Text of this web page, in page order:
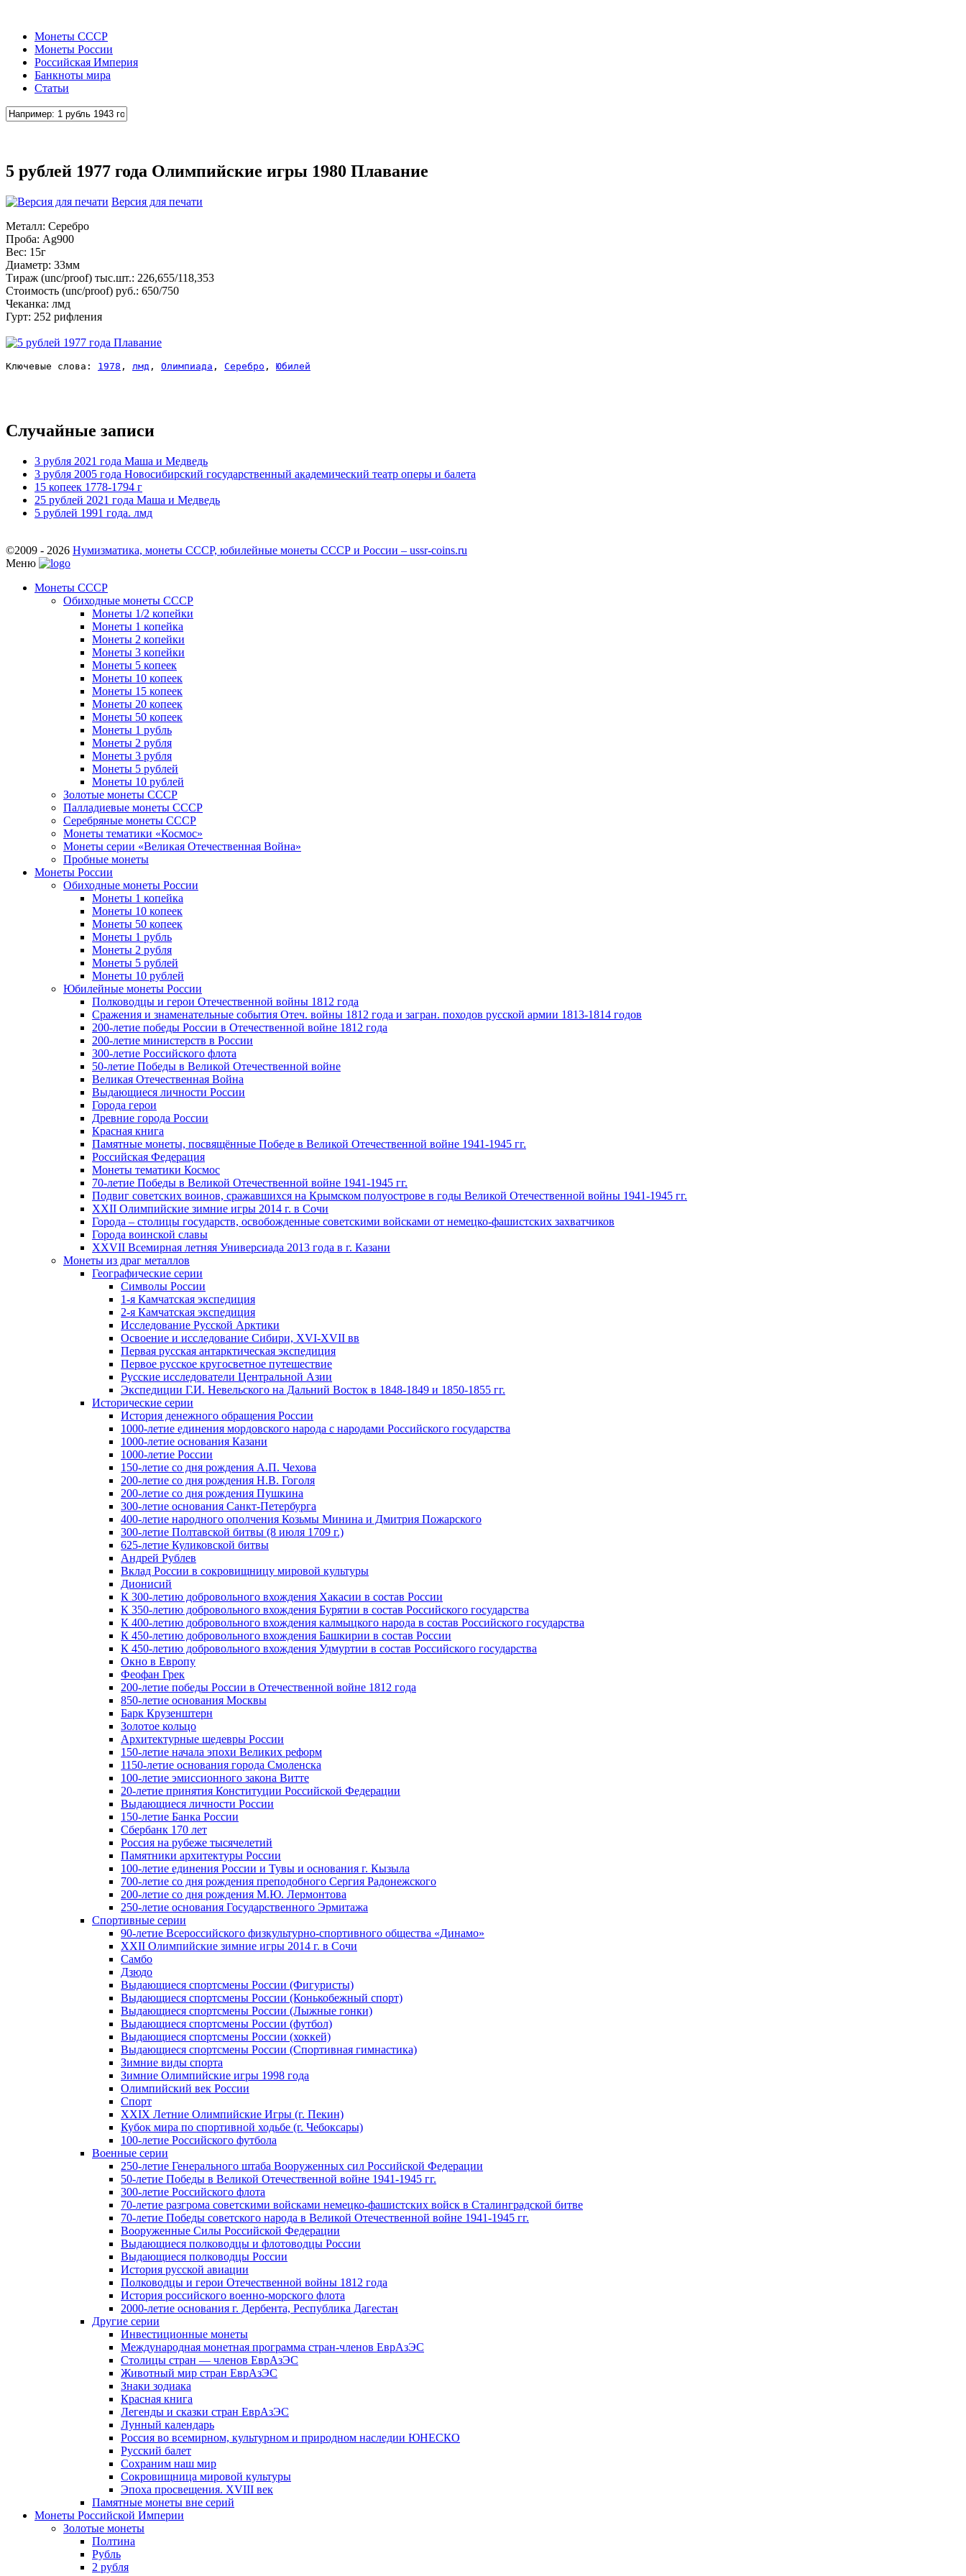
Монеты СССР
Монеты России
Российская Империя
Банкноты мира
Статьи
5 рублей 1977 года Олимпийские игры 1980 Плавание
Версия для печати
Металл: Серебро
Проба: Ag900
Вес: 15г
Диаметр: 33мм
Тираж (unc/proof) тыс.шт.: 226,655/118,353
Стоимость (unc/proof) руб.: 650/750
Чеканка: лмд
Гурт: 252 рифления
Ключевые слова: 1978 , лмд , Олимпиада , Серебро , Юбилей
Случайные записи
3 рубля 2021 года Маша и Медведь
3 рубля 2005 года Новосибирский государственный академический театр оперы и балета
15 копеек 1778-1794 г
25 рублей 2021 года Маша и Медведь
5 рублей 1991 года. лмд
©2009 - 2026 Нумизматика, монеты СССР, юбилейные монеты СССР и России – ussr-coins.ru
Меню
Монеты СССР
Обиходные монеты СССР
Монеты 1/2 копейки
Монеты 1 копейка
Монеты 2 копейки
Монеты 3 копейки
Монеты 5 копеек
Монеты 10 копеек
Монеты 15 копеек
Монеты 20 копеек
Монеты 50 копеек
Монеты 1 рубль
Монеты 2 рубля
Монеты 3 рубля
Монеты 5 рублей
Монеты 10 рублей
Золотые монеты СССР
Палладиевые монеты СССР
Серебряные монеты CCCР
Монеты тематики «Космос»
Монеты серии «Великая Отечественная Война»
Пробные монеты
Монеты России
Обиходные монеты России
Монеты 1 копейка
Монеты 10 копеек
Монеты 50 копеек
Монеты 1 рубль
Монеты 2 рубля
Монеты 5 рублей
Монеты 10 рублей
Юбилейные монеты России
Полководцы и герои Отечественной войны 1812 года
Сражения и знаменательные события Отеч. войны 1812 года и загран. походов русской армии 1813-1814 годов
200-летие победы России в Отечественной войне 1812 года
200-летие министерств в России
300-летие Российского флота
50-летие Победы в Великой Отечественной войне
Великая Отечественная Война
Выдающиеся личности России
Города герои
Древние города России
Красная книга
Памятные монеты, посвящённые Победе в Великой Отечественной войне 1941-1945 гг.
Российская Федерация
Монеты тематики Космос
70-летие Победы в Великой Отечественной войне 1941-1945 гг.
Подвиг советских воинов, сражавшихся на Крымском полуострове в годы Великой Отечественной войны 1941-1945 гг.
XXII Олимпийские зимние игры 2014 г. в Сочи
Города – столицы государств, освобожденные советскими войсками от немецко-фашистских захватчиков
Города воинской славы
XXVII Всемирная летняя Универсиада 2013 года в г. Казани
Монеты из драг металлов
Географические серии
Символы России
1-я Камчатская экспедиция
2-я Камчатская экспедиция
Исследование Русской Арктики
Освоение и исследование Сибири, XVI-XVII вв
Первая русская антарктическая экспедиция
Первое русское кругосветное путешествие
Русские исследователи Центральной Азии
Экспедиции Г.И. Невельского на Дальний Восток в 1848-1849 и 1850-1855 гг.
Исторические серии
История денежного обращения России
1000-летие единения мордовского народа с народами Российского государства
1000-летие основания Казани
1000-летие России
150-летие со дня рождения А.П. Чехова
200-летие со дня рождения Н.В. Гоголя
200-летие со дня рождения Пушкина
300-летие основания Санкт-Петербурга
400-летие народного ополчения Козьмы Минина и Дмитрия Пожарского
300-летие Полтавской битвы (8 июля 1709 г.)
625-летие Куликовской битвы
Андрей Рублев
Вклад России в сокровищницу мировой культуры
Дионисий
К 300-летию добровольного вхождения Хакасии в состав России
К 350-летию добровольного вхождения Бурятии в состав Российского государства
К 400-летию добровольного вхождения калмыцкого народа в состав Российского государства
К 450-летию добровольного вхождения Башкирии в состав России
К 450-летию добровольного вхождения Удмуртии в состав Российского государства
Окно в Европу
Феофан Грек
200-летие победы России в Отечественной войне 1812 года
850-летие основания Москвы
Барк Крузенштерн
Золотое кольцо
Архитектурные шедевры России
150-летие начала эпохи Великих реформ
1150-летие основания города Смоленска
100-летие эмиссионного закона Витте
20-летие принятия Конституции Российской Федерации
Выдающиеся личности России
150-летие Банка России
Сбербанк 170 лет
Россия на рубеже тысячелетий
Памятники архитектуры России
100-летие единения России и Тувы и основания г. Кызыла
700-летие со дня рождения преподобного Сергия Радонежского
200-летие со дня рождения М.Ю. Лермонтова
250-летие основания Государственного Эрмитажа
Спортивные серии
90-летие Всероссийского физкультурно-спортивного общества «Динамо»
XXII Олимпийские зимние игры 2014 г. в Сочи
Самбо
Дзюдо
Выдающиеся спортсмены России (Фигуристы)
Выдающиеся спортсмены России (Конькобежный спорт)
Выдающиеся спортсмены России (Лыжные гонки)
Выдающиеся спортсмены России (футбол)
Выдающиеся спортсмены России (хоккей)
Выдающиеся спортсмены России (Спортивная гимнастика)
Зимние виды спорта
Зимние Олимпийские игры 1998 года
Олимпийский век России
Спорт
XXIX Летние Олимпийские Игры (г. Пекин)
Кубок мира по спортивной ходьбе (г. Чебоксары)
100-летие Российского футбола
Военные серии
250-летие Генерального штаба Вооруженных сил Российской Федерации
50-летие Победы в Великой Отечественной войне 1941-1945 гг.
300-летие Российского флота
70-летие разгрома советскими войсками немецко-фашистских войск в Сталинградской битве
70-летие Победы советского народа в Великой Отечественной войне 1941-1945 гг.
Вооруженные Силы Российской Федерации
Выдающиеся полководцы и флотоводцы России
Выдающиеся полководцы России
История русской авиации
Полководцы и герои Отечественной войны 1812 года
История российского военно-морского флота
2000-летие основания г. Дербента, Республика Дагестан
Другие серии
Инвестиционные монеты
Международная монетная программа стран-членов ЕврАзЭС
Столицы стран — членов ЕврАзЭС
Животный мир стран ЕврАзЭС
Знаки зодиака
Красная книга
Легенды и сказки стран ЕврАзЭС
Лунный календарь
Россия во всемирном, культурном и природном наследии ЮНЕСКО
Русский балет
Сохраним наш мир
Сокровищница мировой культуры
Эпоха просвещения. XVIII век
Памятные монеты вне серий
Монеты Российской Империи
Золотые монеты
Полтина
Рубль
2 рубля